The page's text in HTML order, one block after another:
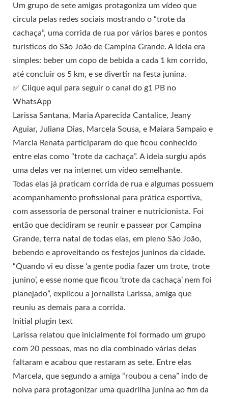
Um grupo de sete amigas protagoniza um vídeo que
circula pelas redes sociais mostrando o “trote da
cachaça”, uma corrida de rua por vários bares e pontos
turísticos do São João de Campina Grande. A ideia era
simples: beber um copo de bebida a cada 1 km corrido,
até concluir os 5 km, e se divertir na festa junina.
✅ Clique aqui para seguir o canal do g1 PB no
WhatsApp
Larissa Santana, Maria Aparecida Cantalice, Jeany
Aguiar, Juliana Dias, Marcela Sousa, e Maiara Sampaio e
Marcia Renata participaram do que ficou conhecido
entre elas como “trote da cachaça”. A ideia surgiu após
uma delas ver na internet um vídeo semelhante.
Todas elas já praticam corrida de rua e algumas possuem
acompanhamento profissional para prática esportiva,
com assessoria de personal trainer e nutricionista. Foi
então que decidiram se reunir e passear por Campina
Grande, terra natal de todas elas, em pleno São João,
bebendo e aproveitando os festejos juninos da cidade.
“Quando vi eu disse ‘a gente podia fazer um trote, trote
junino’, e esse nome que ficou ‘trote da cachaça’ nem foi
planejado”, explicou a jornalista Larissa, amiga que
reuniu as demais para a corrida.
Initial plugin text
Larissa relatou que inicialmente foi formado um grupo
com 20 pessoas, mas no dia combinado várias delas
faltaram e acabou que restaram as sete. Entre elas
Marcela, que segundo a amiga “roubou a cena” indo de
noiva para protagonizar uma quadrilha junina ao fim da